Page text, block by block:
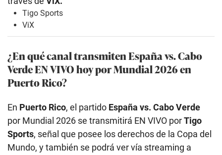
Tigo Sports
ViX
¿En qué canal transmiten España vs. Cabo
Verde EN VIVO hoy por Mundial 2026 en
Puerto Rico?
En Puerto Rico, el partido España vs. Cabo Verde
por Mundial 2026 se transmitirá EN VIVO porTigo
Sports, señal que posee los derechos de la Copa del
Mundo, y también se podrá ver vía streaming a